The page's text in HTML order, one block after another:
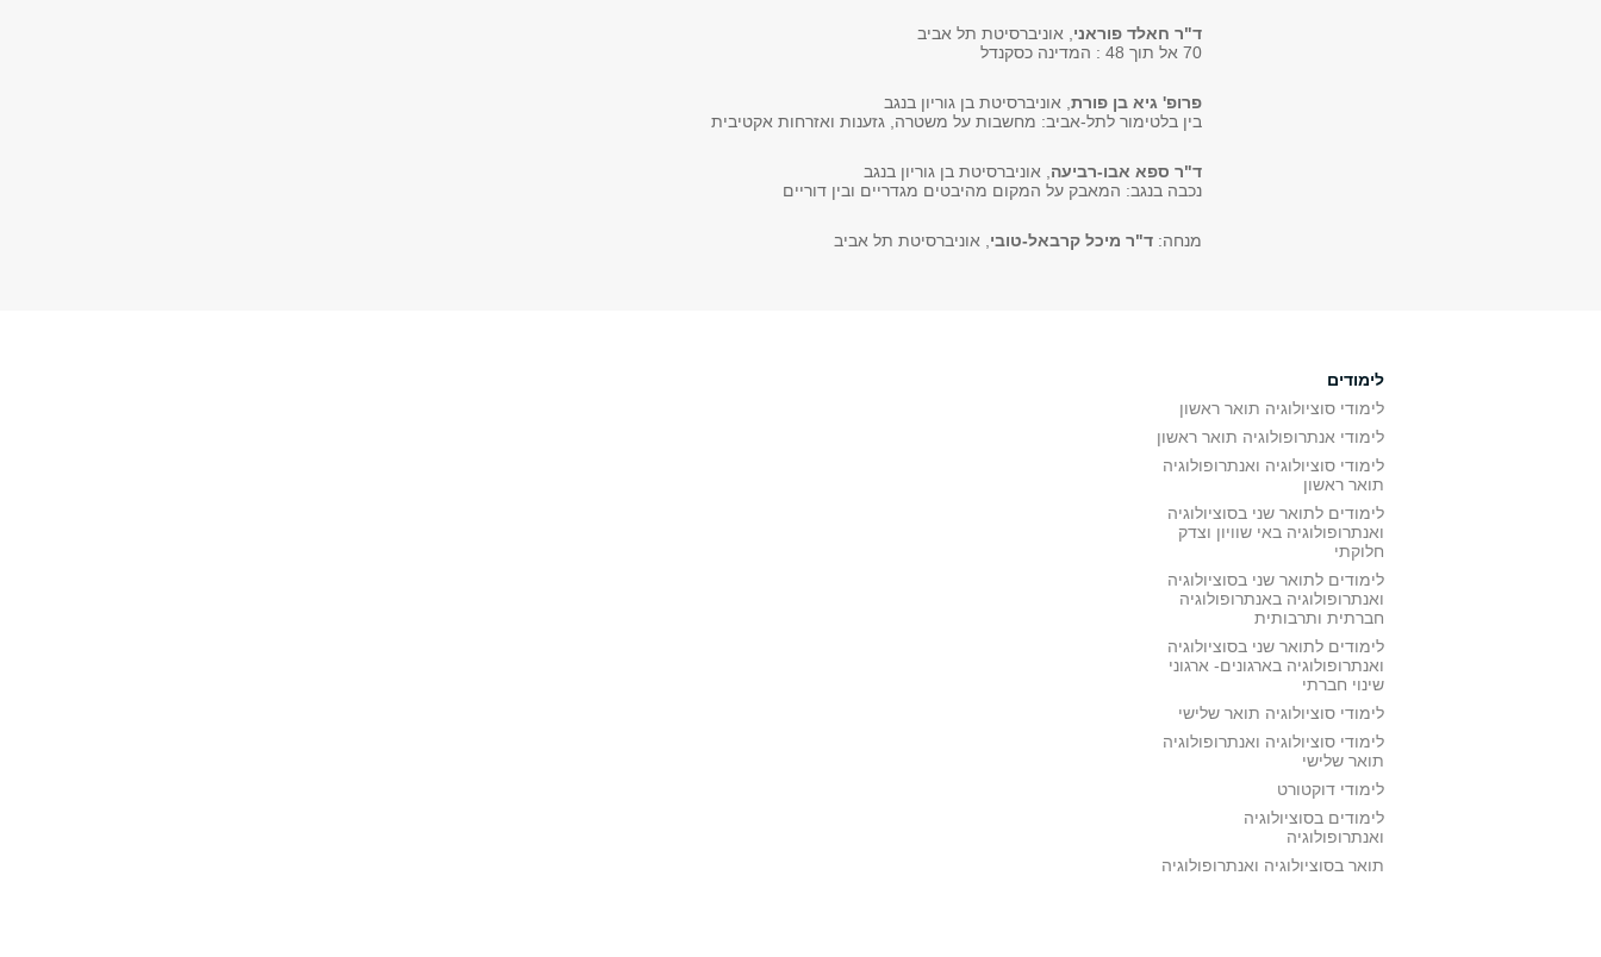
ד"ר חאלד פוראני , אוניברסיטת תל אביב
70 אל תוך 48 : המדינה כסקנדל
פרופ' גיא בן פורת , אוניברסיטת בן גוריון בנגב
בין בלטימור לתל-אביב: מחשבות על משטרה, גזענות ואזרחות אקטיבית
ד"ר ספא אבו-רביעה , אוניברסיטת בן גוריון בנגב
נכבה בנגב: המאבק על המקום מהיבטים מגדריים ובין דוריים
מנחה: ד"ר מיכל קרבאל-טובי , אוניברסיטת תל אביב
לימודים
לימודי סוציולוגיה תואר ראשון
לימודי אנתרופולוגיה תואר ראשון
לימודי סוציולוגיה ואנתרופולוגיה
תואר ראשון
לימודים לתואר שני בסוציולוגיה
ואנתרופולוגיה באי שוויון וצדק
חלוקתי
לימודים לתואר שני בסוציולוגיה
ואנתרופולוגיה באנתרופולוגיה
חברתית ותרבותית
לימודים לתואר שני בסוציולוגיה
ואנתרופולוגיה בארגונים- ארגוני
שינוי חברתי
לימודי סוציולוגיה תואר שלישי
לימודי סוציולוגיה ואנתרופולוגיה
תואר שלישי
לימודי דוקטורט
לימודים בסוציולוגיה
ואנתרופולוגיה
תואר בסוציולוגיה ואנתרופולוגיה